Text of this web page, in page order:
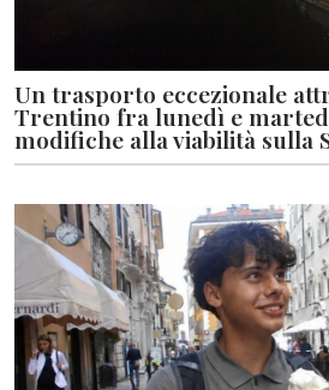
Un trasporto eccezionale
Trentino fra lunedì e
modifiche alla viabilità sulla